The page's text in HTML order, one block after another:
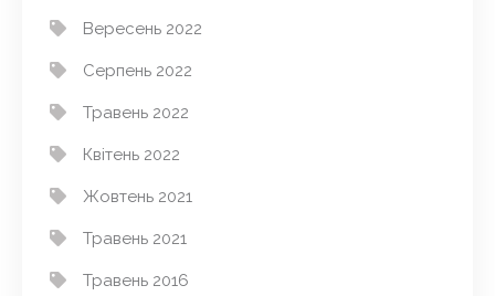
Вересень 2022
Серпень 2022
Травень 2022
Квітень 2022
Жовтень 2021
Травень 2021
Травень 2016